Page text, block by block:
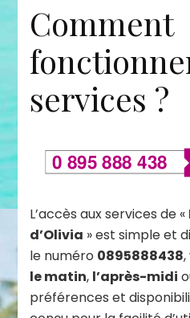
Comment
services ?
L’accès aux services de «
d’Olivia » est simple et
le numéro 0895888438
le matin, l’après-midi
préférences et